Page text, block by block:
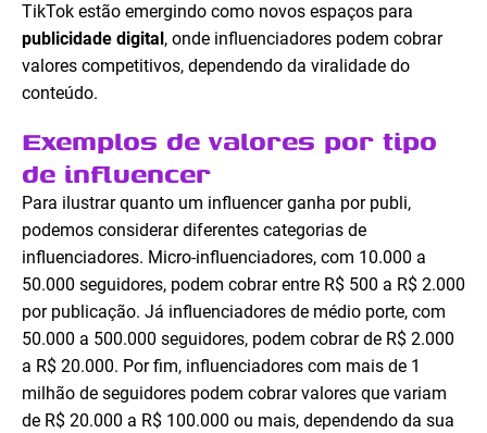
TikTok estão emergindo como novos espaços para
publicidade digital , onde influenciadores podem cobrar
valores competitivos, dependendo da viralidade do
conteúdo.
Exemplos de valores por tipo
de influencer
Para ilustrar quanto um influencer ganha por publi,
podemos considerar diferentes categorias de
influenciadores. Micro-influenciadores, com 10.000 a
50.000 seguidores, podem cobrar entre R$ 500 a R$ 2.000
por publicação. Já influenciadores de médio porte, com
50.000 a 500.000 seguidores, podem cobrar de R$ 2.000
a R$ 20.000. Por fim, influenciadores com mais de 1
milhão de seguidores podem cobrar valores que variam
de R$ 20.000 a R$ 100.000 ou mais, dependendo da sua